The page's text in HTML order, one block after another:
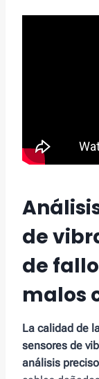
de
de
malos
La calidad de
sensores de
análisis